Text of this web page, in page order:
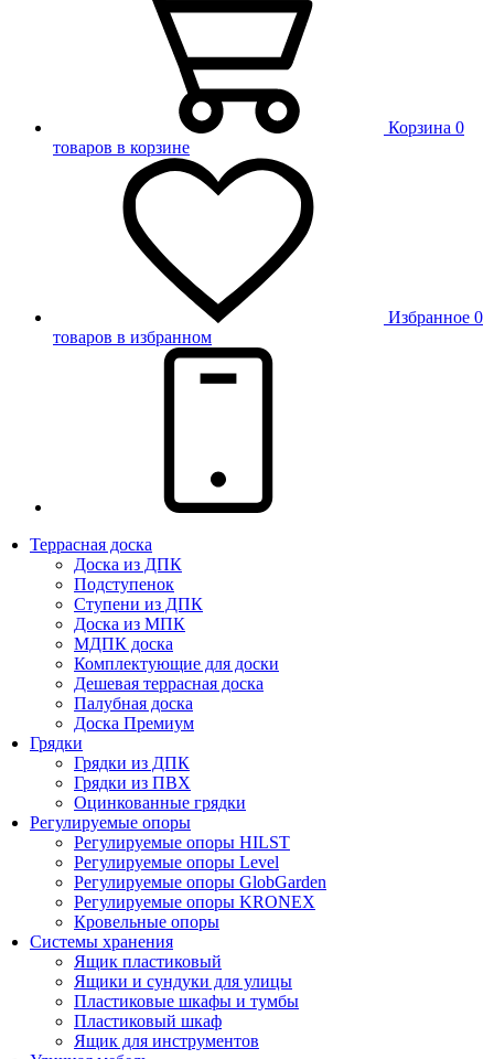
Корзина 0
товаров в корзине
Избранное 0
товаров в избранном
Террасная доска
Доска из ДПК
Подступенок
Ступени из ДПК
Доска из МПК
МДПК доска
Комплектующие для доски
Дешевая террасная доска
Палубная доска
Доска Премиум
Грядки
Грядки из ДПК
Грядки из ПВХ
Оцинкованные грядки
Регулируемые опоры
Регулируемые опоры HILST
Регулируемые опоры Level
Регулируемые опоры GlobGarden
Регулируемые опоры KRONEX
Кровельные опоры
Системы хранения
Ящик пластиковый
Ящики и сундуки для улицы
Пластиковые шкафы и тумбы
Пластиковый шкаф
Ящик для инструментов